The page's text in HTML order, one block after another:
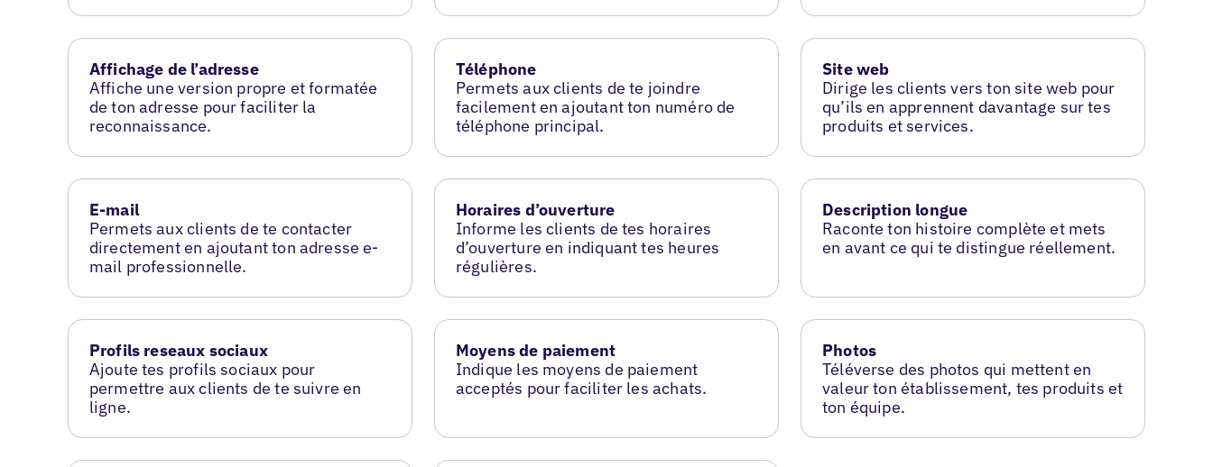
Affichage de l’adresse
Affiche une version propre et formatée
de ton adresse pour faciliter la
reconnaissance.
Téléphone
Permets aux clients de te joindre
facilement en ajoutant ton numéro de
téléphone principal.
Site web
Dirige les clients vers ton site web pour
qu’ils en apprennent davantage sur tes
produits et services.
E-mail
Permets aux clients de te contacter
directement en ajoutant ton adresse e-
mail professionnelle.
Horaires d’ouverture
Informe les clients de tes horaires
d’ouverture en indiquant tes heures
régulières.
Description longue
Raconte ton histoire complète et mets
en avant ce qui te distingue réellement.
Profils reseaux sociaux
Ajoute tes profils sociaux pour
permettre aux clients de te suivre en
ligne.
Moyens de paiement
Indique les moyens de paiement
acceptés pour faciliter les achats.
Photos
Téléverse des photos qui mettent en
valeur ton établissement, tes produits et
ton équipe.